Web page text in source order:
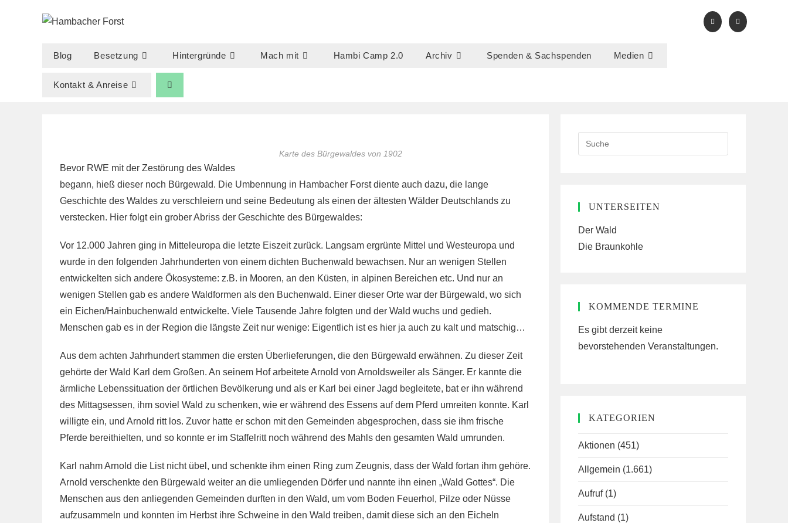
Blog Besetzung Hintergründe Mach mit Hambi Camp 2.0 Archiv Spenden & Sachspenden Medien
Kontakt & Anreise
Karte des Bürgewaldes von 1902
Bevor RWE mit der Zestörung des Waldes
begann, hieß dieser noch Bürgewald. Die Umbennung in Hambacher Forst diente auch dazu, die lange
Geschichte des Waldes zu verschleiern und seine Bedeutung als einen der ältesten Wälder Deutschlands zu
verstecken. Hier folgt ein grober Abriss der Geschichte des Bürgewaldes:
Vor 12.000 Jahren ging in Mitteleuropa die letzte Eiszeit zurück. Langsam ergrünte Mittel und Westeuropa und
wurde in den folgenden Jahrhunderten von einem dichten Buchenwald bewachsen. Nur an wenigen Stellen
entwickelten sich andere Ökosysteme: z.B. in Mooren, an den Küsten, in alpinen Bereichen etc. Und nur an
wenigen Stellen gab es andere Waldformen als den Buchenwald. Einer dieser Orte war der Bürgewald, wo sich
ein Eichen/Hainbuchenwald entwickelte. Viele Tausende Jahre folgten und der Wald wuchs und gedieh.
Menschen gab es in der Region die längste Zeit nur wenige: Eigentlich ist es hier ja auch zu kalt und matschig…
Aus dem achten Jahrhundert stammen die ersten Überlieferungen, die den Bürgewald erwähnen. Zu dieser Zeit
gehörte der Wald Karl dem Großen. An seinem Hof arbeitete Arnold von Arnoldsweiler als Sänger. Er kannte die
ärmliche Lebenssituation der örtlichen Bevölkerung und als er Karl bei einer Jagd begleitete, bat er ihn während
des Mittagsessen, ihm soviel Wald zu schenken, wie er während des Essens auf dem Pferd umreiten konnte. Karl
willigte ein, und Arnold ritt los. Zuvor hatte er schon mit den Gemeinden abgesprochen, dass sie ihm frische
Pferde bereithielten, und so konnte er im Staffelritt noch während des Mahls den gesamten Wald umrunden.
Karl nahm Arnold die List nicht übel, und schenkte ihm einen Ring zum Zeugnis, dass der Wald fortan ihm gehöre.
Arnold verschenkte den Bürgewald weiter an die umliegenden Dörfer und nannte ihn einen „Wald Gottes“. Die
Menschen aus den anliegenden Gemeinden durften in den Wald, um vom Boden Feuerhol, Pilze oder Nüsse
aufzusammeln und konnten im Herbst ihre Schweine in den Wald treiben, damit diese sich an den Eicheln
this
UNTERSEITEN
Der Wald
Die Braunkohle
KOMMENDE TERMINE
Es gibt derzeit keine
bevorstehenden Veranstaltungen.
KATEGORIEN
Aktionen (451)
Allgemein (1.661)
Aufruf (1)
Aufstand (1)